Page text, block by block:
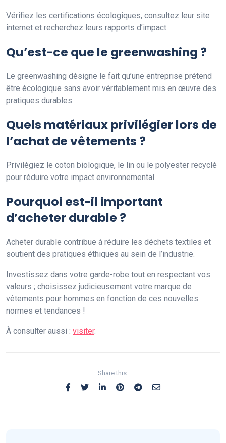
Vérifiez les certifications écologiques, consultez leur site
internet et recherchez leurs rapports d’impact.
Qu’est-ce que le greenwashing ?
Le greenwashing désigne le fait qu’une entreprise prétend
être écologique sans avoir véritablement mis en œuvre des
pratiques durables.
Quels matériaux privilégier lors de
l’achat de vêtements ?
Privilégiez le coton biologique, le lin ou le polyester recyclé
pour réduire votre impact environnemental.
Pourquoi est-il important
d’acheter durable ?
Acheter durable contribue à réduire les déchets textiles et
soutient des pratiques éthiques au sein de l’industrie.
Investissez dans votre garde-robe tout en respectant vos
valeurs ; choisissez judicieusement votre marque de
vêtements pour hommes en fonction de ces nouvelles
normes et tendances !
À consulter aussi : visiter.
Share this: